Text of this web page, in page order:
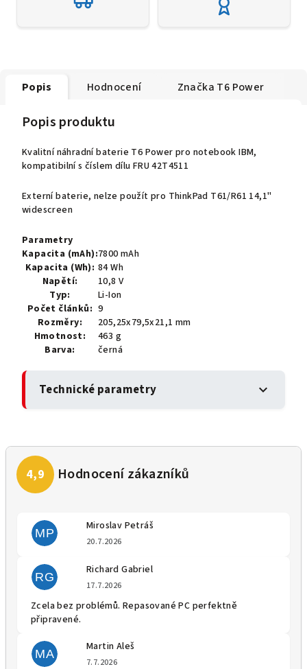
Popis Hodnocení Značka T6 Power
Popis produktu
Kvalitní náhradní baterie T6 Power pro notebook IBM,
kompatibilní s číslem dílu FRU 42T4511
Externí baterie, nelze použít pro ThinkPad T61/R61 14,1"
widescreen
Parametry
Kapacita (mAh):7800 mAh
Kapacita (Wh): 84 Wh
Napětí:
10,8 V
Typ:
Li-Ion
Počet článků: 9
Rozměry:
205,25x79,5x21,1 mm
Hmotnost:
463 g
Barva:
černá
Technické parametry expand_more
MP
Miroslav Petráš
20.7.2026
RG
Richard Gabriel
17.7.2026
Zcela bez problémů. Repasované PC perfektně
připravené.
MA
Martin Aleš
7.7.2026